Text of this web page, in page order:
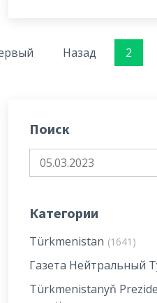
Назад 2
Поиск
Категории
Türkmenistan (1641)
Газета Нейтральный
Türkmenistanyň